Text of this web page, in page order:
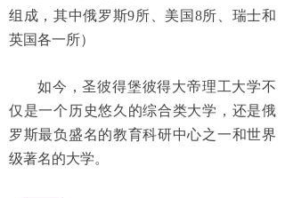
组成，其中俄罗斯9所、美国8所、瑞士和
英国各一所）
如今，圣彼得堡彼得大帝理工大学不
仅是一个历史悠久的综合类大学，还是俄
罗斯最负盛名的教育科研中心之一和世界
级著名的大学。